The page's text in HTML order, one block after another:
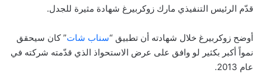
قدّم الرئيس التنفيذي مارك زوكربيرغ شهادة مثيرة للجدل.
أوضح زوكربيرغ خلال شهادته أن تطبيق “سناب شات” كان سيحقق
نمواً أكبر بكثير لو وافق على عرض الاستحواذ الذي قدّمته شركته في
عام 2013.